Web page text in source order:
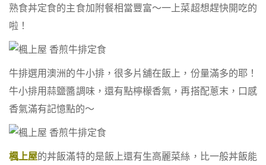
熟食丼定食的主食加附餐相當豐富～一上菜超想趕快開吃的
啦！
牛排選用澳洲的牛小排，很多片舖在飯上，份量滿多的耶！
牛小排用蒜鹽醬調味，還有點檸檬香氣，再搭配蔥末，口感
香氣滿有記憶點的～
楓上屋的丼飯滿特的是飯上還有生高麗菜絲，比一般丼飯能